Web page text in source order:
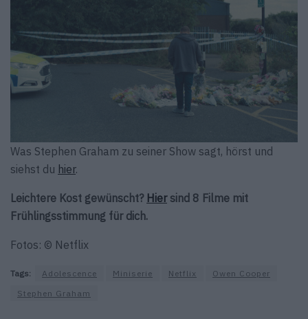
Was Stephen Graham zu seiner Show sagt, hörst und
siehst du hier.
Leichtere Kost gewünscht? Hiersind 8 Filme mit
Frühlingsstimmung für dich.
Fotos: © Netflix
Tags: Adolescence Miniserie Netflix
Owen Cooper
Stephen Graham